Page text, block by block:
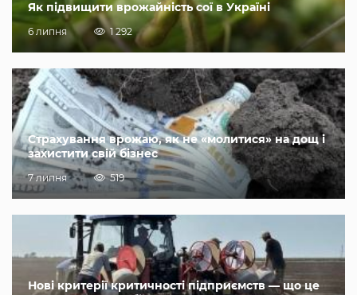
Як підвищити врожайність сої в Україні
6 липня 1 292
Страхування врожаю, як не «молитися» на дощ і
захистити свій бізнес
7 липня 519
Нові критерії критичності підприємств — що це